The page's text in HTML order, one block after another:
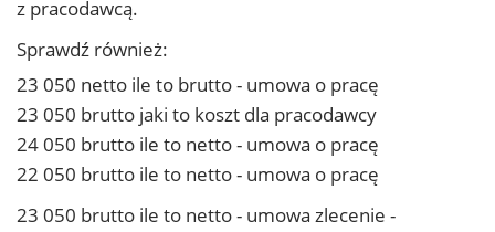
z pracodawcą.
Sprawdź również:
23 050 netto ile to brutto - umowa o pracę
23 050 brutto jaki to koszt dla pracodawcy
24 050 brutto ile to netto - umowa o pracę
22 050 brutto ile to netto - umowa o pracę
23 050 brutto ile to netto - umowa zlecenie -